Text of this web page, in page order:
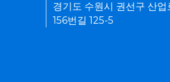
경기도 수원시 권선구 산업
156번길 125-5